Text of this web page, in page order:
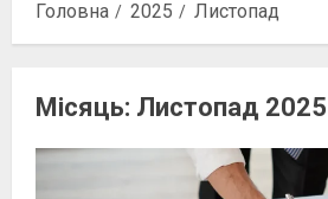
Головна 2025 Листопад
Місяць: Листопад 2025